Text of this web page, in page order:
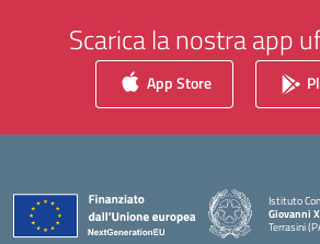
Scarica la nostra app
App Store
Istituto
Giovanni
Terrasini